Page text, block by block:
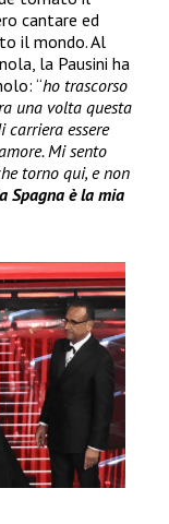
cantare ed
il mondo. Al
la Pausini ha
“ho trascorso
una volta questa
carriera essere
Mi sento
torno qui, e non
Spagna è la mia